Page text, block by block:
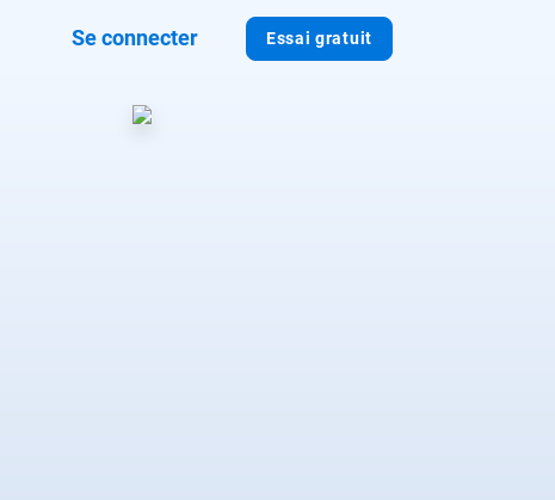
Essai gratuit
Se connecter